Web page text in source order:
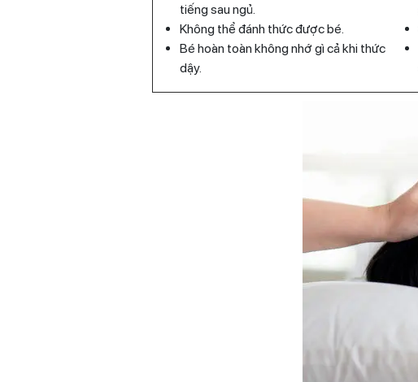
tiếng sau ngủ.
Không thể đánh thức được bé.
Bé hoàn toàn không nhớ gì cả khi thức
dậy.